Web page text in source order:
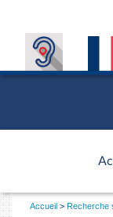
Vous
Accueil Recherche